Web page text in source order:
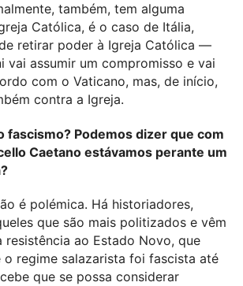
também, tem alguma
Católica, é o caso de Itália,
retirar poder à Igreja Católica —
vai assumir um compromisso e vai
com o Vaticano, mas, de início,
contra a Igreja.
fascismo? Podemos dizer que com
Caetano estávamos perante um
é polémica. Há historiadores,
que são mais politizados e vêm
resistência ao Estado Novo, que
o regime salazarista foi fascista até
que se possa considerar